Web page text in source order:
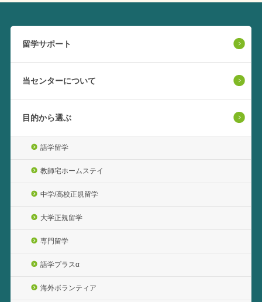
留学サポート
当センターについて
目的から選ぶ
語学留学
教師宅ホームステイ
中学/高校正規留学
大学正規留学
専門留学
語学プラスα
海外ボランティア